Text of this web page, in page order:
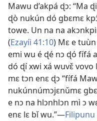
Mawu d’akpá ɖɔ: “Ma
ɖò nukún dó gbɛmɛ
towe. Un na na
(Ezayíi 41:10) Mɛ e
emi wu é ɖé nɔ ɖó fífá
dó ɖí xwi xá wuvɛ̌ vovo
mɛ tɔn enɛ ɖɔ “fífá
nukúnnúmɔjɛnǔmɛ
e nɔ na hlɔnhlɔn mì ɔ
enɛ lɛ bǐ wu.”​—Filipunu